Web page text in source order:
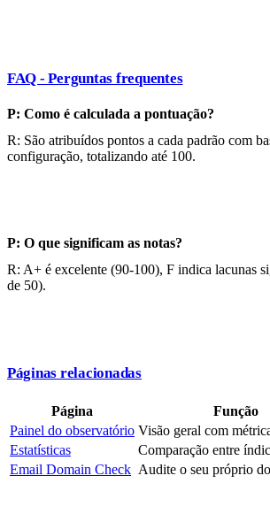
FAQ - Perguntas frequentes
P: Como é calculada a pontuação?
R: São atribuídos pontos a cada padrão com
configuração, totalizando até 100.
P: O que significam as notas?
R: A+ é excelente (90-100), F indica lacunas
de 50).
Páginas relacionadas
Página
Função
Painel do observatório Visão geral com
Estatísticas
Comparação entre
Email Domain Check Audite o seu próprio